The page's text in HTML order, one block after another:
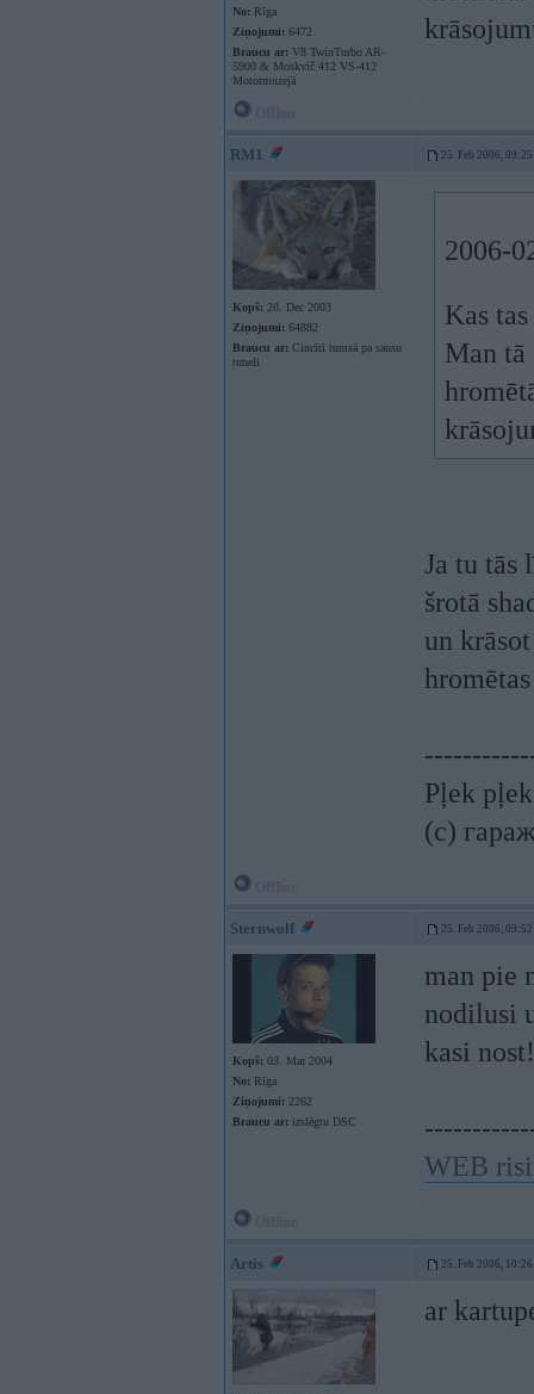
No: Rīga
Ziņojumi: 6472
Braucu ar: V8 TwinTurbo AR-
5900 & Moskvič 412 VS-412
Motormuzejā
RM1 25. Feb 2006, 09:25
Kopš: 20. Dec 2003
Ziņojumi: 64882
Braucu ar: Cincīti tumsā pa sausu
tuneli
2006-
Kas
Man tā
Ja tu tās
šrotā
un
Pļek
(c)
Sternwolf 25. Feb 2006, 09:52
Kopš: 03. Mar 2004
No: Rīga
Ziņojumi: 2262
Braucu ar: izslēgtu DSC
man pie
nodilusi
kasi nost!
WEB
Artis 25. Feb 2006, 10:26
ar